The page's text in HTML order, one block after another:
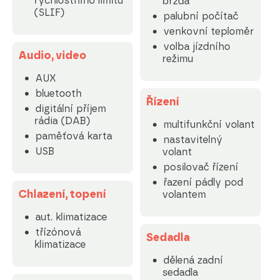
(SLIF)
Audio, video
AUX
bluetooth
digitální příjem
rádia (DAB)
paměťová karta
USB
Chlazení, topení
aut. klimatizace
třízónová
klimatizace
palubní počítač
venkovní teploměr
volba jízdního
režimu
Řízení
multifunkční volant
nastavitelný
volant
posilovač řízení
řazení pádly pod
volantem
Sedadla
dělená zadní
sedadla